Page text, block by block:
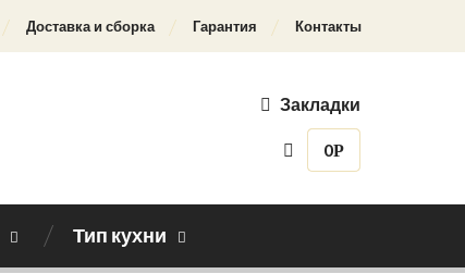
Доставка и сборка Гарантия Контакты
Закладки
0Р
Тип кухни